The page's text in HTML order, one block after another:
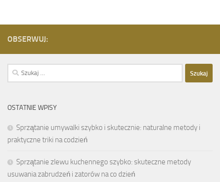
OBSERWUJ:
Szukaj:
OSTATNIE WPISY
Sprzątanie umywalki szybko i skutecznie: naturalne metody i
praktyczne triki na codzień
Sprzątanie zlewu kuchennego szybko: skuteczne metody
usuwania zabrudzeń i zatorów na co dzień